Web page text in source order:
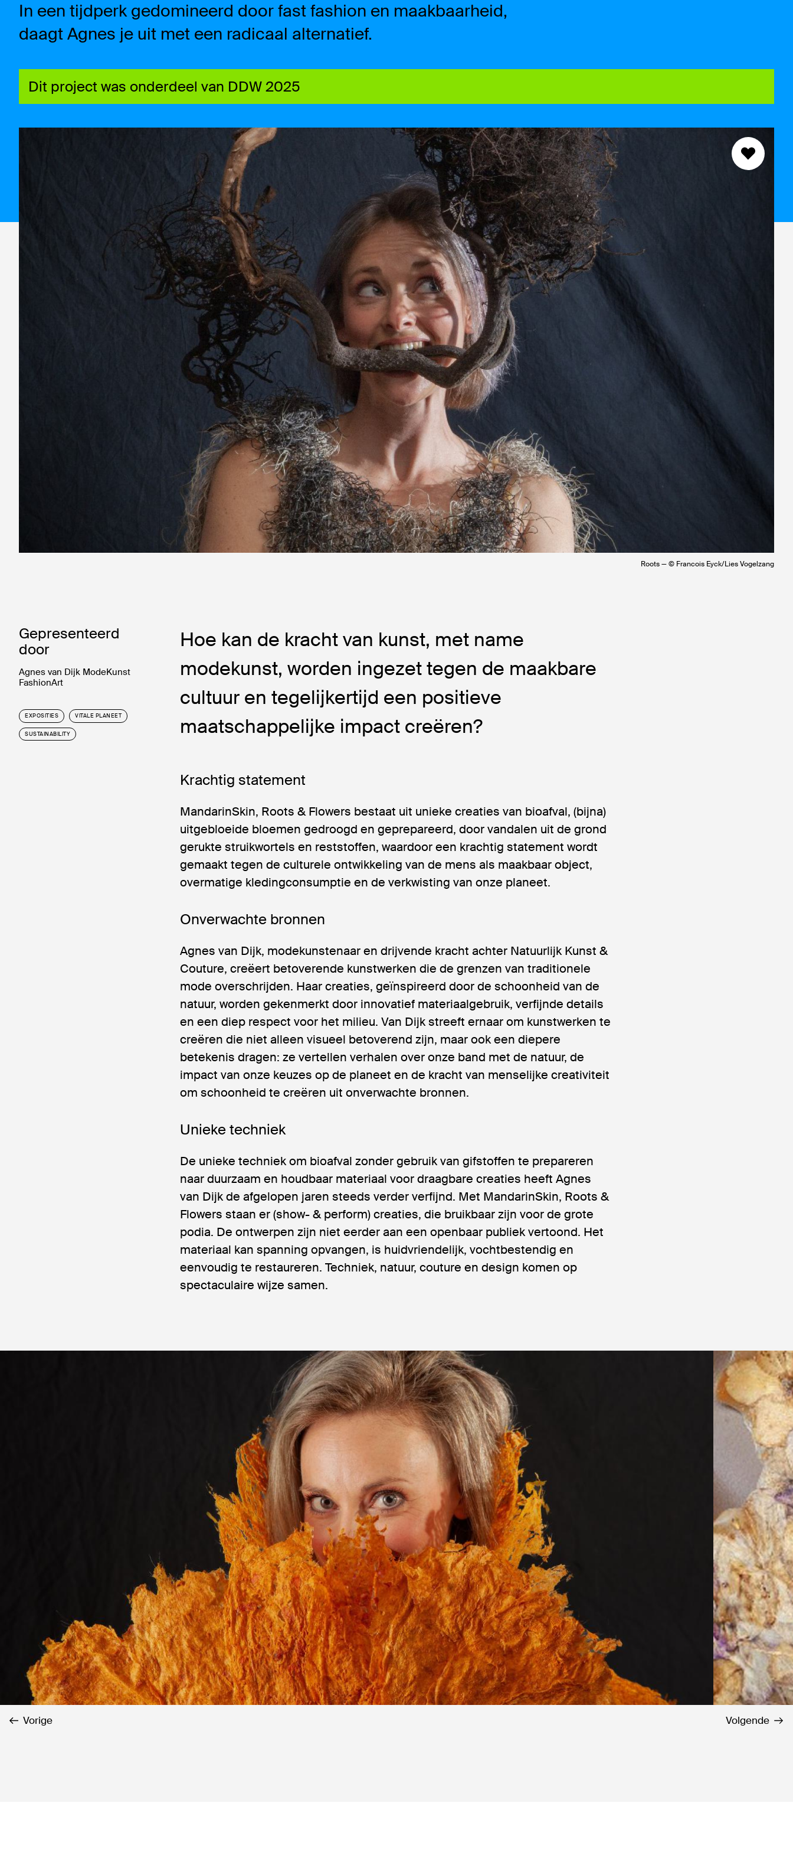
In een tijdperk gedomineerd door fast fashion en maakbaarheid,
daagt Agnes je uit met een radicaal alternatief.
Dit project was onderdeel van DDW 2025
Roots — © Francois Eyck/Lies Vogelzang
Gepresenteerd
door
Agnes van Dijk ModeKunst
FashionArt
EXPOSITIES VITALE PLANEET
SUSTAINABILITY
Hoe kan de kracht van kunst, met name
modekunst, worden ingezet tegen de maakbare
cultuur en tegelijkertijd een positieve
maatschappelijke impact creëren?
Krachtig statement
MandarinSkin, Roots & Flowers bestaat uit unieke creaties van bioafval, (bijna)
uitgebloeide bloemen gedroogd en geprepareerd, door vandalen uit de grond
gerukte struikwortels en reststoffen, waardoor een krachtig statement wordt
gemaakt tegen de culturele ontwikkeling van de mens als maakbaar object,
overmatige kledingconsumptie en de verkwisting van onze planeet.
Onverwachte bronnen
Agnes van Dijk, modekunstenaar en drijvende kracht achter Natuurlijk Kunst &
Couture, creëert betoverende kunstwerken die de grenzen van traditionele
mode overschrijden. Haar creaties, geïnspireerd door de schoonheid van de
natuur, worden gekenmerkt door innovatief materiaalgebruik, verfijnde details
en een diep respect voor het milieu. Van Dijk streeft ernaar om kunstwerken te
creëren die niet alleen visueel betoverend zijn, maar ook een diepere
betekenis dragen: ze vertellen verhalen over onze band met de natuur, de
impact van onze keuzes op de planeet en de kracht van menselijke creativiteit
om schoonheid te creëren uit onverwachte bronnen.
Unieke techniek
De unieke techniek om bioafval zonder gebruik van gifstoffen te prepareren
naar duurzaam en houdbaar materiaal voor draagbare creaties heeft Agnes
van Dijk de afgelopen jaren steeds verder verfijnd. Met MandarinSkin, Roots &
Flowers staan er (show- & perform) creaties, die bruikbaar zijn voor de grote
podia. De ontwerpen zijn niet eerder aan een openbaar publiek vertoond. Het
materiaal kan spanning opvangen, is huidvriendelijk, vochtbestendig en
eenvoudig te restaureren. Techniek, natuur, couture en design komen op
spectaculaire wijze samen.
Vorige Volgende